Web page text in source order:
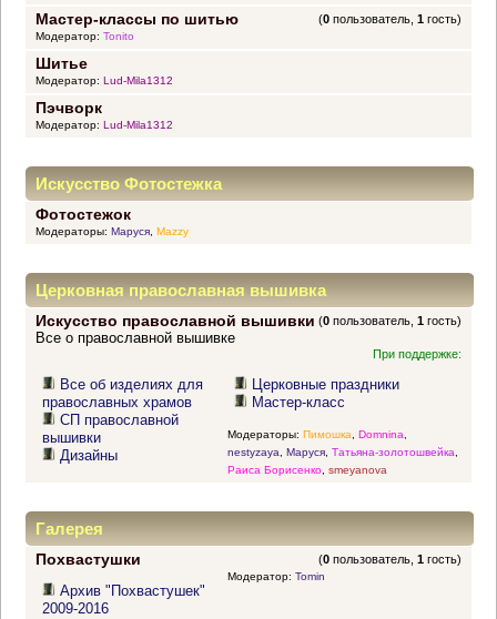
Мастер-классы по шитью (0 пользователь,1 гость)
Модератор: Tonito
Шитье
Модератор: Lud-Mila1312
Пэчворк
Модератор: Lud-Mila1312
Искусство Фотостежка
Фотостежок
Модераторы: Маруся, Mazzy
Церковная православная вышивка
Искусство православной вышивки (0 пользователь,1 гость)
Все о православной вышивке
При поддержке:
Все об изделиях для
православных храмов
СП православной
вышивки
Дизайны
Церковные праздники
Мастер-класс
Модераторы: Пимошка Domnina
nestyzaya
Маруся, Татьяна-золотошвейка
Раиса Борисенко, smeyanova
Галерея
Похвастушки (0 пользователь,1 гость)
Архив "Похвастушек"
2009-2016
Модератор: Tomin